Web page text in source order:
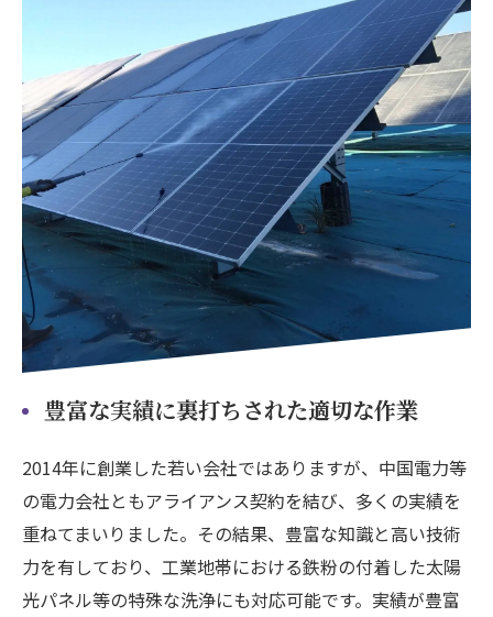
豊富な実績に裏打ちされた適切な作業
2014年に創業した若い会社ではありますが、中国電力等
の電力会社ともアライアンス契約を結び、多くの実績を
重ねてまいりました。その結果、豊富な知識と高い技術
力を有しており、工業地帯における鉄粉の付着した太陽
光パネル等の特殊な洗浄にも対応可能です。実績が豊富